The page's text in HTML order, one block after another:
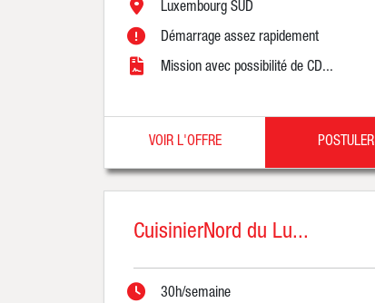
Luxembourg SUD
Démarrage assez rapidement
Mission avec possibilité de CD...
VOIR L'OFFRE POSTULER
CuisinierNord du Lu...
30h/semaine